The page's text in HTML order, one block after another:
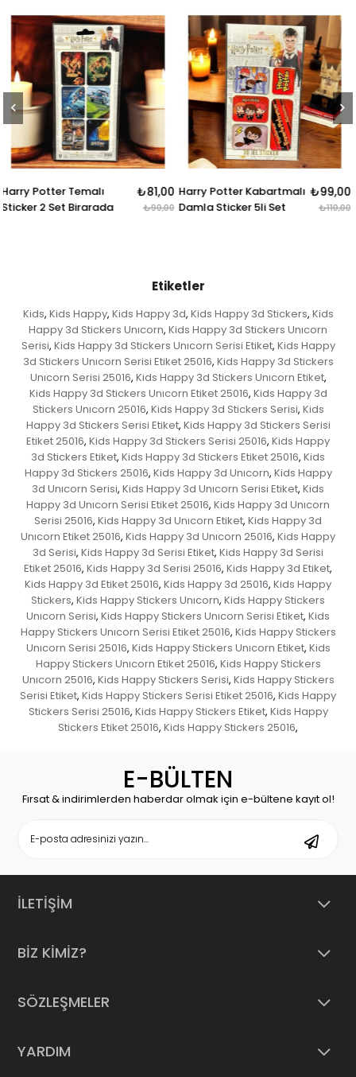
Harry Potter Kabartmalı
Damla Sticker 5li Set
₺99,00
₺110,00
Harry Potter 4lü Karışık
Rozet & Broş
Etiketler
Kids, Kids Happy, Kids Happy 3d, Kids Happy 3d Stickers, Kids
Happy 3d Stickers Unıcorn, Kids Happy 3d Stickers Unıcorn
Serisi, Kids Happy 3d Stickers Unıcorn Serisi Etiket, Kids Happy
3d Stickers Unıcorn Serisi Etiket 25016, Kids Happy 3d Stickers
Unıcorn Serisi 25016, Kids Happy 3d Stickers Unıcorn Etiket,
Kids Happy 3d Stickers Unıcorn Etiket 25016, Kids Happy 3d
Stickers Unıcorn 25016, Kids Happy 3d Stickers Serisi, Kids
Happy 3d Stickers Serisi Etiket, Kids Happy 3d Stickers Serisi
Etiket 25016, Kids Happy 3d Stickers Serisi 25016, Kids Happy
3d Stickers Etiket, Kids Happy 3d Stickers Etiket 25016, Kids
Happy 3d Stickers 25016, Kids Happy 3d Unıcorn, Kids Happy
3d Unıcorn Serisi, Kids Happy 3d Unıcorn Serisi Etiket, Kids
Happy 3d Unıcorn Serisi Etiket 25016, Kids Happy 3d Unıcorn
Serisi 25016, Kids Happy 3d Unıcorn Etiket, Kids Happy 3d
Unıcorn Etiket 25016, Kids Happy 3d Unıcorn 25016, Kids Happy
3d Serisi, Kids Happy 3d Serisi Etiket, Kids Happy 3d Serisi
Etiket 25016, Kids Happy 3d Serisi 25016, Kids Happy 3d Etiket,
Kids Happy 3d Etiket 25016, Kids Happy 3d 25016, Kids Happy
Stickers, Kids Happy Stickers Unıcorn, Kids Happy Stickers
Unıcorn Serisi, Kids Happy Stickers Unıcorn Serisi Etiket, Kids
Happy Stickers Unıcorn Serisi Etiket 25016, Kids Happy Stickers
Unıcorn Serisi 25016, Kids Happy Stickers Unıcorn Etiket, Kids
Happy Stickers Unıcorn Etiket 25016, Kids Happy Stickers
Unıcorn 25016, Kids Happy Stickers Serisi, Kids Happy Stickers
Serisi Etiket, Kids Happy Stickers Serisi Etiket 25016, Kids Happy
Stickers Serisi 25016, Kids Happy Stickers Etiket, Kids Happy
Stickers Etiket 25016, Kids Happy Stickers 25016,
E-BÜLTEN
Fırsat & indirimlerden haberdar olmak için e-bültene kayıt ol!
İLETİŞİM
BİZ KİMİZ?
SÖZLEŞMELER
YARDIM